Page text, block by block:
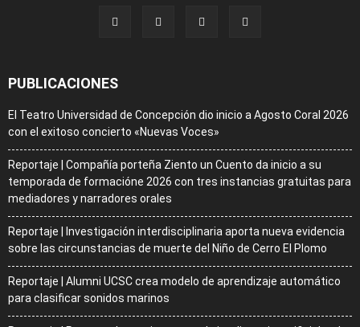
PUBLICACIONES
El Teatro Universidad de Concepción dio inicio a Agosto Coral 2026
con el exitoso concierto «Nuevas Voces»
Reportaje | Compañía porteña Ziento un Cuento da inicio a su
temporada de formacióne 2026 con tres instancias gratuitas para
mediadores y narradores orales
Reportaje | Investigación interdisciplinaria aporta nueva evidencia
sobre las circunstancias de muerte del Niño de Cerro El Plomo
Reportaje | Alumni UCSC crea modelo de aprendizaje automático
para clasificar sonidos marinos